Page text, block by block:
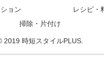
ョン
レシピ・
掃除・片付け
2019 時短スタイルPLUS.